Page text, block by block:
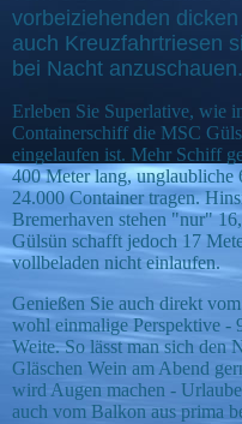
vorbeiziehenden
auch Kreuzfahrtriesen
bei Nacht anzuschauen.
Erleben Sie Superlative, wie
Containerschiff die MSC
eingelaufen ist. Mehr Schiff
400 Meter lang, unglaubliche
24.000 Container tragen.
Bremerhaven stehen "nur"
Gülsün schafft jedoch 17
vollbeladen nicht einlaufen.
Genießen Sie auch direkt
wohl einmalige Perspektive -
Weite. So lässt man sich den
Gläschen Wein am Abend
wird Augen machen -
auch vom Balkon aus prima